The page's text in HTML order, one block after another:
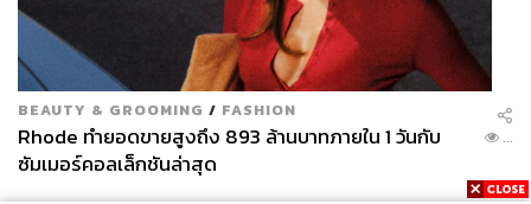
BEAUTY & GROOMING / FASHION
Rhode ทำยอดขายสูงถึง 893 ล้านบาทภายใน 1 วันกับ
ซัมเมอร์คอลเล็กชันล่าสุด
...